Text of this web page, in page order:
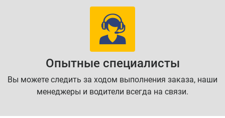
Опытные специалисты
Вы можете следить за ходом выполнения заказа, наши
менеджеры и водители всегда на связи.